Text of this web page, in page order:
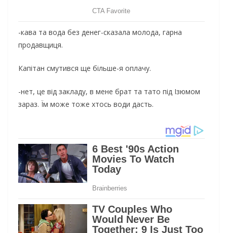
-кава та вода без денег-сказала молода, гарна
продавщиця.
Капітан смутився ще більше-я оплачу.
-нет, це від закладу, в мене брат та тато під Ізюмом
зараз. Їм може тоже хтось води дасть.